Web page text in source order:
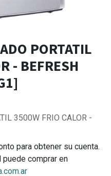
PORTATIL
- BEFRESH
3500W FRIO CALOR -
para obtener su cuenta.
comprar en